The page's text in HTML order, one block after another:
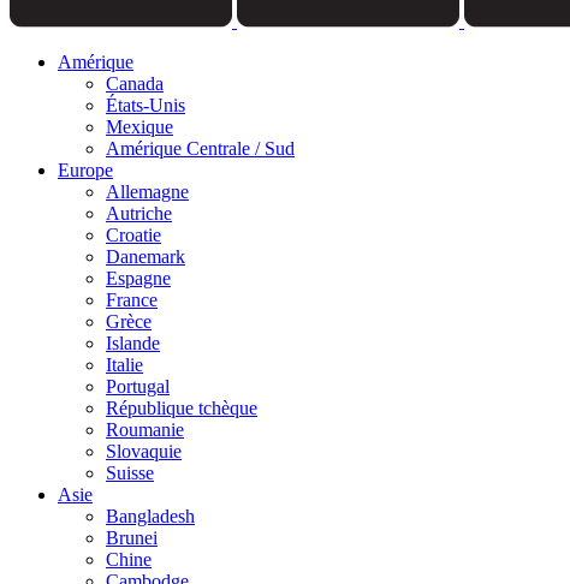
Amérique
Canada
États-Unis
Mexique
Amérique Centrale / Sud
Europe
Allemagne
Autriche
Croatie
Danemark
Espagne
France
Grèce
Islande
Italie
Portugal
République tchèque
Roumanie
Slovaquie
Suisse
Asie
Bangladesh
Brunei
Chine